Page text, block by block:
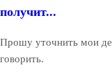
получит...
Прошу уточнить мои
говорить.